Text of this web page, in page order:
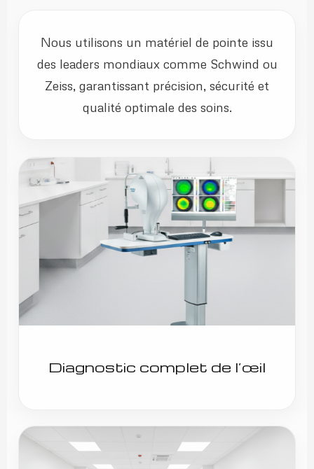
Nous utilisons un matériel de pointe issu
des leaders mondiaux comme Schwind ou
Zeiss, garantissant précision, sécurité et
qualité optimale des soins.
Diagnostic complet de l’œil